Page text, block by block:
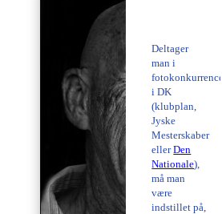
Deltager
man i
fotokonkurrencer
i DK
(klubplan,
Jyske
Mesterskaber
ellerDen
Nationale),
må man
være
indstillet på,